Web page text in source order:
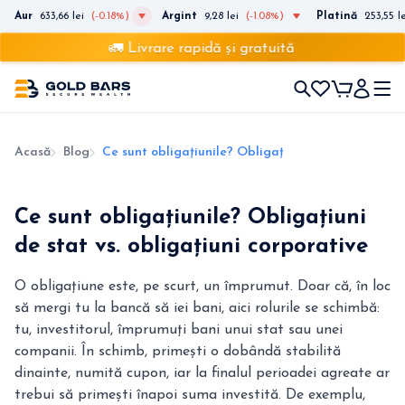
Aur 633,66 lei (-0.18%) Argint 9,28 lei (-1.08%) Platină 253,55
🚛 Livrare rapidă și gratuită
Acasă Blog Ce sunt obligațiunile? Obligațiuni de stat vs.
Ce sunt obligațiunile? Obligațiuni
de stat vs. obligațiuni corporative
O obligațiune este, pe scurt, un împrumut. Doar că, în loc
să mergi tu la bancă să iei bani, aici rolurile se schimbă:
tu, investitorul, împrumuți bani unui stat sau unei
companii. În schimb, primești o dobândă stabilită
dinainte, numită cupon, iar la finalul perioadei agreate ar
trebui să primești înapoi suma investită. De exemplu,